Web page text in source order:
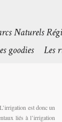
est donc un
liés à l’irrigation